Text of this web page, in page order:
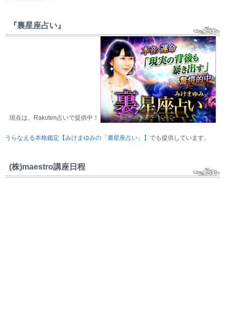
『裏星座占い』
現在は、Rakuten占いで提供中！
うらなえる本格鑑定【みけまゆみの「裏星座占い」】 でも提供しています。
(株)maestro講座日程